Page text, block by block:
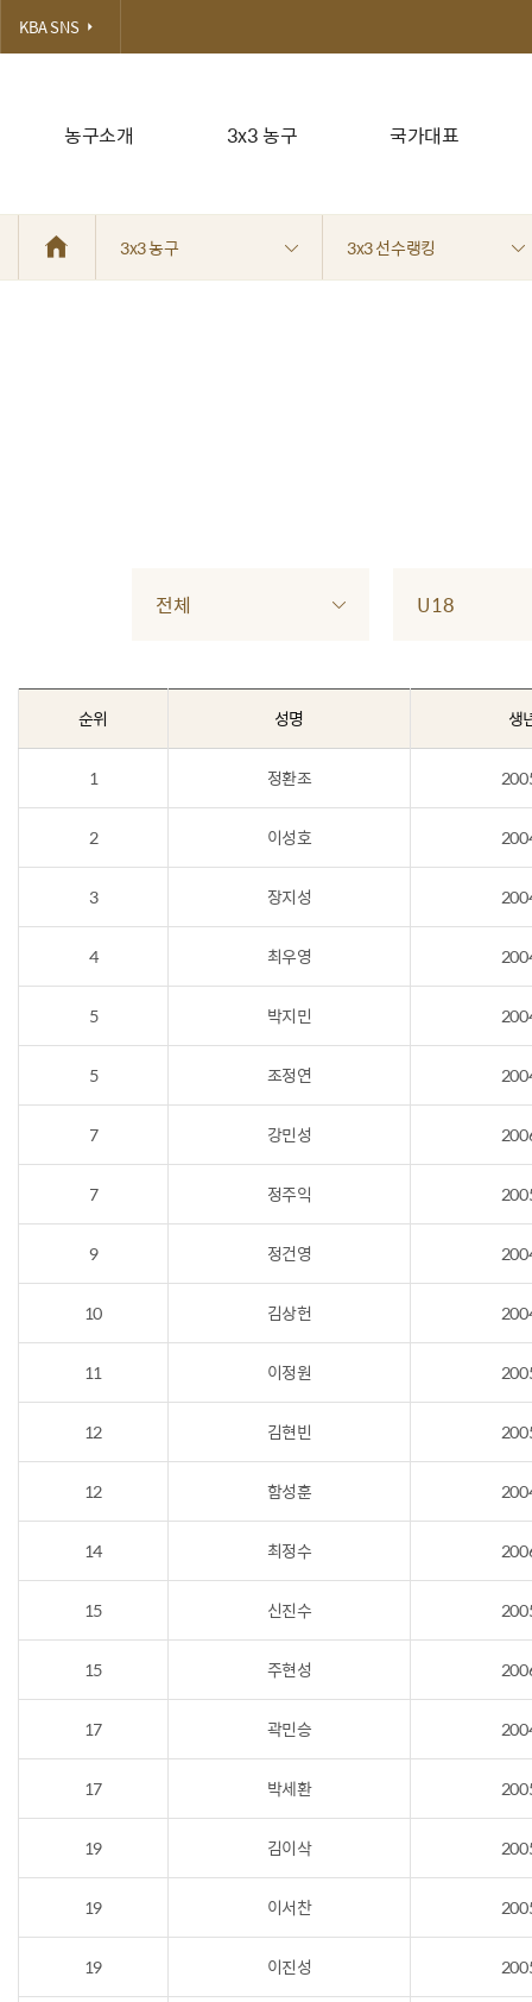
농구소개 3x3 농구 국가대표
KBA SNS
3x3 농구 3x3 선수랭킹
전체 U18
순위 성명 생
1 정환조
2 이성호
3 장지성
4 최우영
5 박지민
5 조정연
7 강민성
7 정주익
9 정건영
10 김상헌
11 이정원
12 김현빈
12 함성훈
14 최정수
15 신진수
15 주현성
17 곽민승
17 박세환
19 김이삭
19 이서찬
19 이진성